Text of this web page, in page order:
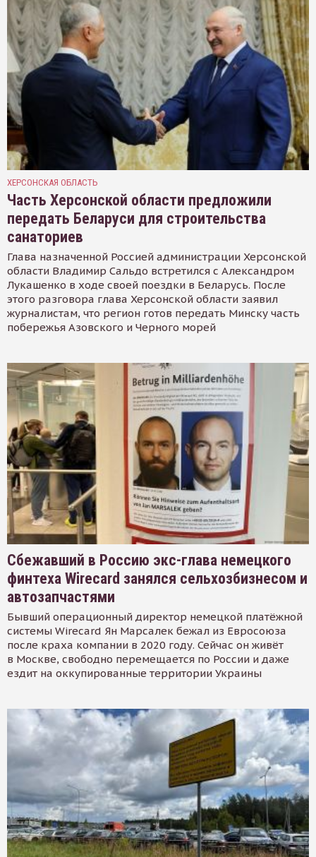
ХЕРСОНСКАЯ ОБЛАСТЬ
Часть Херсонской области предложили
передать Беларуси для строительства
санаториев
Глава назначенной Россией администрации Херсонской
области Владимир Сальдо встретился с Александром
Лукашенко в ходе своей поездки в Беларусь. После
этого разговора глава Херсонской области заявил
журналистам, что регион готов передать Минску часть
побережья Азовского и Черного морей
Сбежавший в Россию экс-глава немецкого
финтеха Wirecard занялся сельхозбизнесом и
автозапчастями
Бывший операционный директор немецкой платёжной
системы Wirecard Ян Марсалек бежал из Евросоюза
после краха компании в 2020 году. Сейчас он живёт
в Москве, свободно перемещается по России и даже
ездит на оккупированные территории Украины